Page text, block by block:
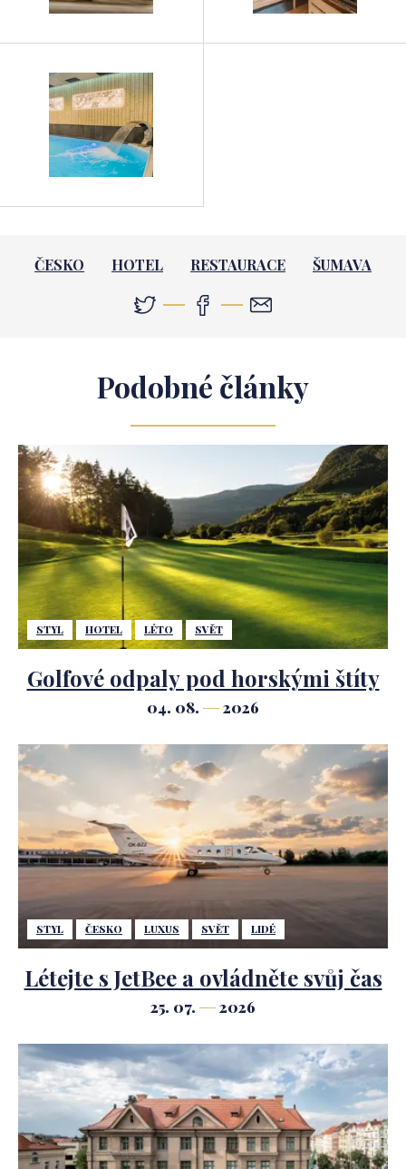
ČESKO HOTEL RESTAURACE ŠUMAVA
Podobné články
STYL HOTEL LÉTO SVĚT
Golfové odpaly pod horskými štíty
04. 08. 2026
STYL ČESKO LUXUS SVĚT LIDÉ
Létejte s JetBee a ovládněte svůj čas
25. 07. 2026